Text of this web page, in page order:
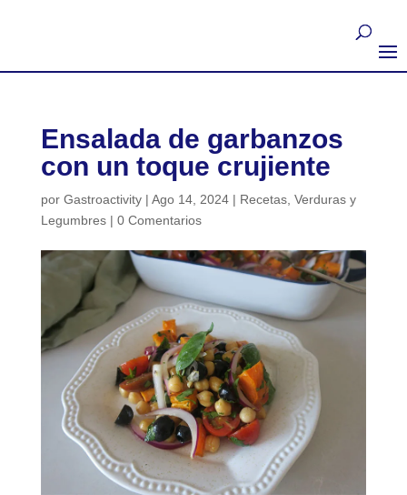
Ensalada de garbanzos
con un toque crujiente
por Gastroactivity| Ago 14, 2024| Recetas, Verduras y
Legumbres| 0 Comentarios